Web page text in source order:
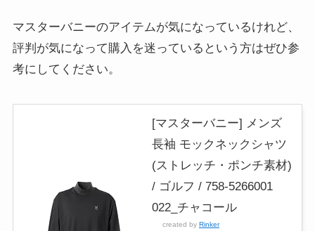
マスターバニーのアイテムが気になっているけれど、
評判が気になって購入を迷っているという方はぜひ参
考にしてください。
[マスターバニー] メンズ
長袖 モックネックシャツ
(ストレッチ・ポンチ素材)
/ ゴルフ / 758-5266001
022_チャコール
created by Rinker